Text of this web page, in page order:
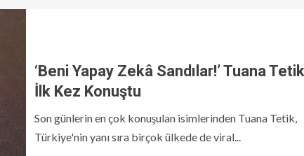
‘Beni Yapay Zekâ Sandılar!’ Tuana Tetik
İlk Kez Konuştu
Son günlerin en çok konuşulan isimlerinden Tuana Tetik,
Türkiye'nin yanı sıra birçok ülkede de viral...